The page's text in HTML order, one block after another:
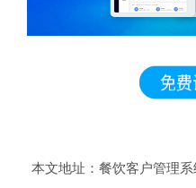
本文地址： 餐饮客户管理